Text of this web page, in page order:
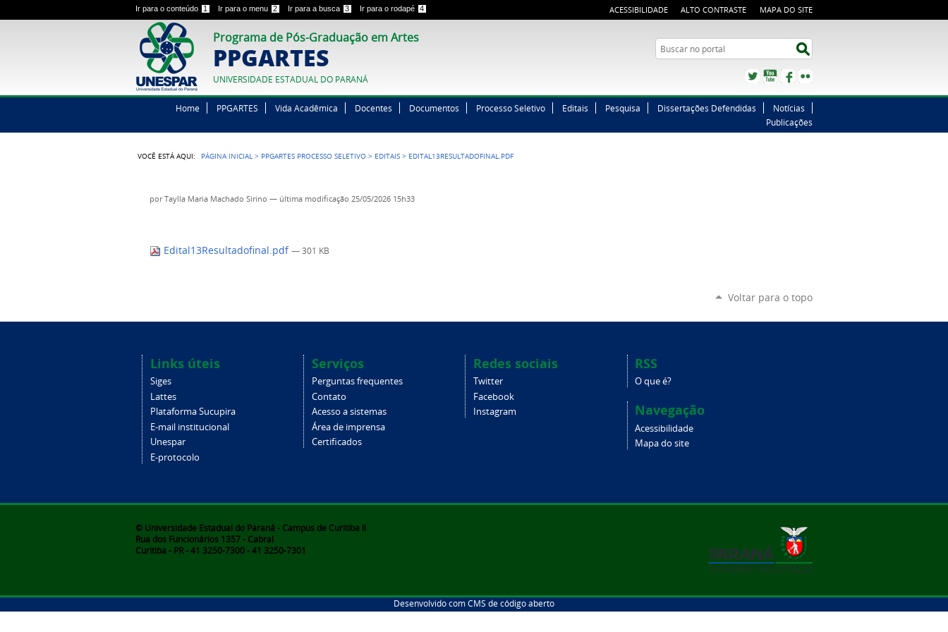
Ir para o conteúdo 1 Ir para o menu 2 Ir para a busca 3 Ir para o rodapé 4 ACESSIBILIDADE ALTO CONTRASTE MAPA DO SITE
Programa de Pós-Graduação em Artes
PPGARTES
UNIVERSIDADE ESTADUAL DO PARANÁ
Buscar no portal
TwitterYouTubeFacebook
Home PPGARTES Vida Acadêmica Docentes Documentos Processo Seletivo Editais Pesquisa Dissertações Defendidas
Notícias
Publicações
VOCÊ ESTÁ AQUI: PÁGINA INICIAL > PPGARTES PROCESSO SELETIVO > EDITAIS > EDITAL13RESULTADOFINAL.PDF
porTaylla Maria Machado Sirino — última modificação 25/05/2026 15h33
Edital13Resultadofinal.pdf — 301 KB
Voltar para o topo
Links úteis
Siges
Lattes
Plataforma Sucupira
E-mail institucional
Unespar
E-protocolo
Serviços
Perguntas frequentes
Contato
Acesso a sistemas
Área de imprensa
Certificados
Redes sociais
Twitter
Facebook
Instagram
RSS
O que é?
Navegação
Acessibilidade
Mapa do site
© Universidade Estadual do Paraná - Campus de Curitiba II
Rua dos Funcionários 1357 - Cabral
Curitiba - PR - 41 3250-7300 - 41 3250-7301
Desenvolvido com CMS de código aberto